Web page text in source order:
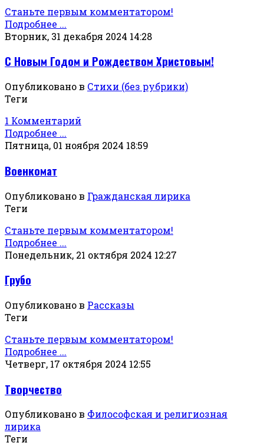
Станьте первым комментатором!
Подробнее ...
Вторник, 31 декабря 2024 14:28
С Новым Годом и Рождеством Христовым!
Опубликовано в Стихи (без рубрики)
Теги
1 Комментарий
Подробнее ...
Пятница, 01 ноября 2024 18:59
Военкомат
Опубликовано в Гражданская лирика
Теги
Станьте первым комментатором!
Подробнее ...
Понедельник, 21 октября 2024 12:27
Грубо
Опубликовано в Рассказы
Теги
Станьте первым комментатором!
Подробнее ...
Четверг, 17 октября 2024 12:55
Творчество
Опубликовано в Философская и религиозная
лирика
Теги